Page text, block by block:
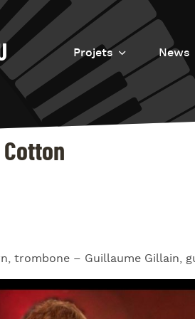
Projets
Introduction
Resurrection
News
Cotton
trombone – Guillaume Gillain,